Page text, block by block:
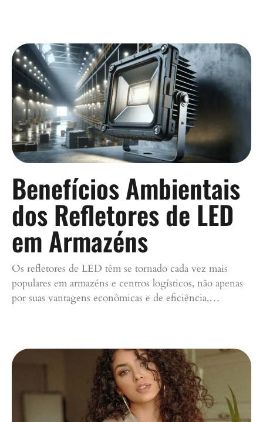
Benefícios Ambientais
dos Refletores de LED
em Armazéns
Os refletores de LED têm se tornado cada vez mais
populares em armazéns e centros logísticos, não apenas
por suas vantagens econômicas e de eficiência,…